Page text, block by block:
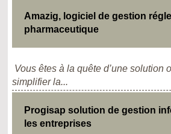
Amazig, logiciel de gestion
pharmaceutique
Vous êtes à la quête d’une solution
simplifier la...
Progisap solution de gestion
les entreprises